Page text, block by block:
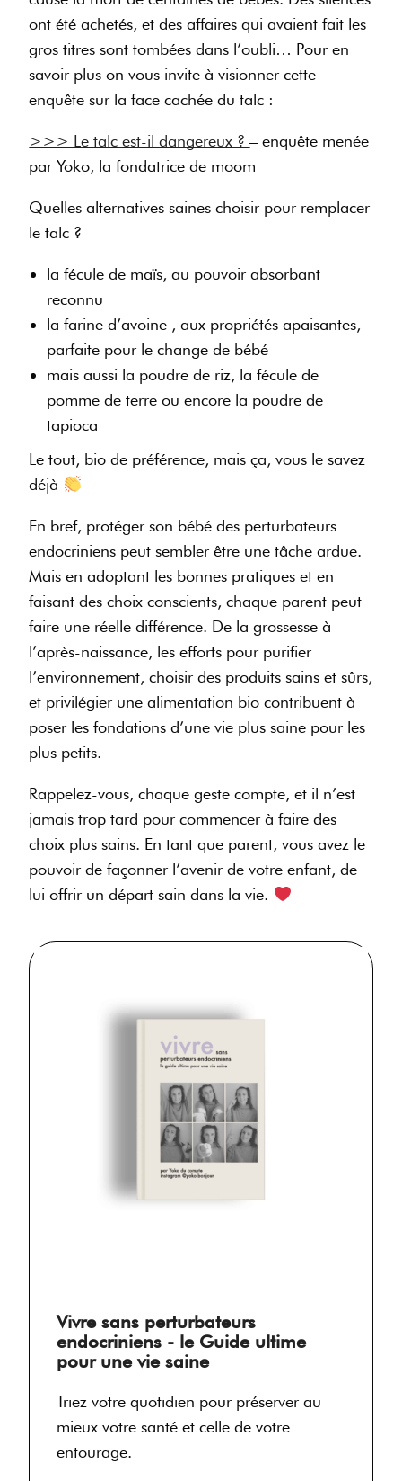
ont été achetés, et des affaires qui avaient fait les
gros titres sont tombées dans l’oubli… Pour en
savoir plus on vous invite à visionner cette
enquête sur la face cachée du talc :
>>> Le talc est-il dangereux ?– enquête menée
par Yoko, la fondatrice de moom
Quelles alternatives saines choisir pour remplacer
le talc ?
la fécule de maïs, au pouvoir absorbant
reconnu
la farine d’avoine , aux propriétés apaisantes,
parfaite pour le change de bébé
mais aussi la poudre de riz, la fécule de
pomme de terre ou encore la poudre de
tapioca
Le tout, bio de préférence, mais ça, vous le savez
déjà
En bref, protéger son bébé des perturbateurs
endocriniens peut sembler être une tâche ardue.
Mais en adoptant les bonnes pratiques et en
faisant des choix conscients, chaque parent peut
faire une réelle différence. De la grossesse à
l’après-naissance, les efforts pour purifier
l’environnement, choisir des produits sains et sûrs,
et privilégier une alimentation bio contribuent à
poser les fondations d’une vie plus saine pour les
plus petits.
Rappelez-vous, chaque geste compte, et il n’est
jamais trop tard pour commencer à faire des
choix plus sains. En tant que parent, vous avez le
pouvoir de façonner l’avenir de votre enfant, de
lui offrir un départ sain dans la vie.
Vivre sans perturbateurs
endocriniens - le Guide ultime
pour une vie saine
Triez votre quotidien pour préserver au
mieux votre santé et celle de votre
entourage.